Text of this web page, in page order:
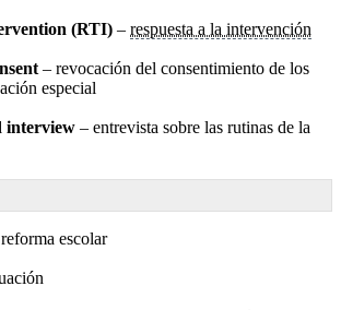
(RTI) – respuesta a la intervención
– revocación del consentimiento de los
especial
interview – entrevista sobre las rutinas de la
escolar